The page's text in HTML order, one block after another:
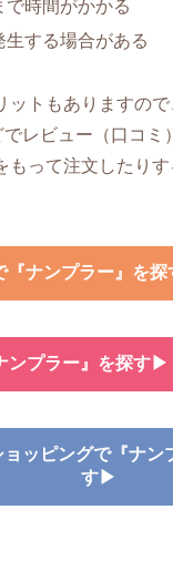
で時間がかかる
生する場合がある
ットもありますの
レビュー（口コミ
もって注文したり
『ナンプラー』を
ンプラー』を探す▶
ッピングで『ナン
す▶